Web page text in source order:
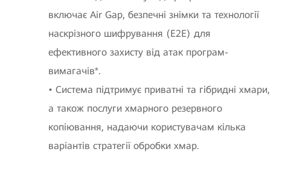
включає Air Gap, безпечні знімки та технології
наскрізного шифрування (E2E) для
ефективного захисту від атак програм-
вимагачів*.
• Система підтримує приватні та гібридні хмари,
а також послуги хмарного резервного
копіювання, надаючи користувачам кілька
варіантів стратегії обробки хмар.